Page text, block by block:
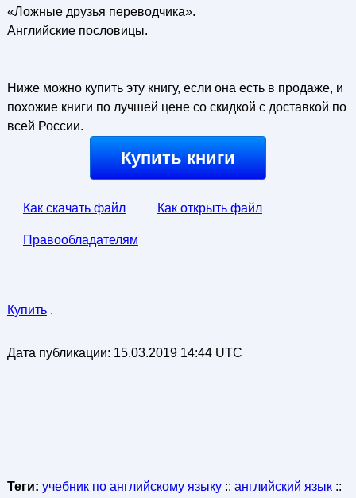
«Ложные друзья переводчика».
Английские пословицы.
Ниже можно купить эту книгу, если она есть в продаже, и
похожие книги по лучшей цене со скидкой с доставкой по
всей России.
Купить книги
Как скачать файл Как открыть файл
Правообладателям
Купить.
Дата публикации: 15.03.2019 14:44 UTC
Теги: учебник по английскому языку:: английский язык::